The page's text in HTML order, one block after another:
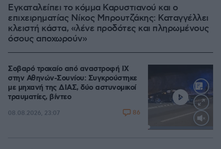
Εγκαταλείπει το κόμμα Καρυστιανού και ο
επιχειρηματίας Νίκος Μπρουτζάκης: Καταγγέλλει
κλειστή κάστα, «λένε προδότες και πληρωμένους
όσους αποχωρούν»
Σοβαρό τροχαίο από αναστροφή ΙΧ
στην Αθηνών-Σουνίου: Συγκρούστηκε
με μηχανή της ΔΙΑΣ, δύο αστυνομικοί
τραυματίες, βίντεο
08.08.2026, 23:07 86